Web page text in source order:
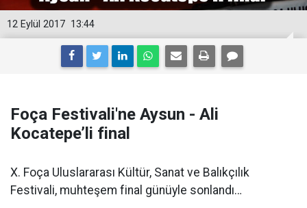
13:44
12 Eylül 2017
Foça Festivali'ne Aysun - Ali
Kocatepe’li final
X. Foça Uluslararası Kültür, Sanat ve Balıkçılık
Festivali, muhteşem final günüyle sonlandı…